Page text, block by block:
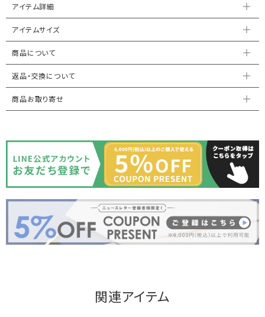
アイテム詳細
アイテムサイズ
商品について
返品・交換について
商品お取り寄せ
関連アイテム